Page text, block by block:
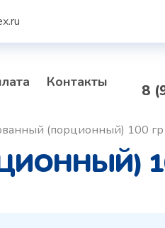
Контакты 8
(порционный) 100 гр